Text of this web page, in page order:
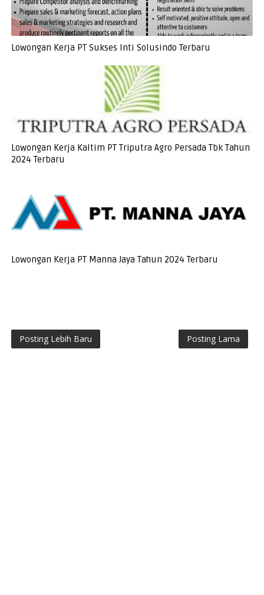
Lowongan Kerja PT Sukses Inti Solusindo Terbaru
Lowongan Kerja Kaltim PT Triputra Agro Persada Tbk Tahun
2024 Terbaru
Lowongan Kerja PT Manna Jaya Tahun 2024 Terbaru
Posting Lebih Baru Posting Lama